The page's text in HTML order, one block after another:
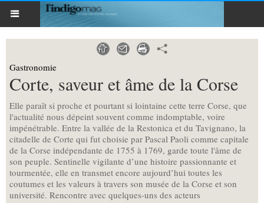
Gastronomie
Corte, saveur et âme de la Corse
Elle paraît si proche et pourtant si lointaine cette terre Corse, que
l'actualité nous dépeint souvent comme indomptable, voire
impénétrable. Entre la vallée de la Restonica et du Tavignano, la
citadelle de Corte qui fut choisie par Pascal Paoli comme capitale
de la Corse indépendante de 1755 à 1769, garde toute l'âme de
son peuple. Sentinelle vigilante d’une histoire passionnante et
tourmentée, elle en transmet encore aujourd’hui toutes les
coutumes et les valeurs à travers son musée de la Corse et son
université. Rencontre avec quelques-uns des acteurs